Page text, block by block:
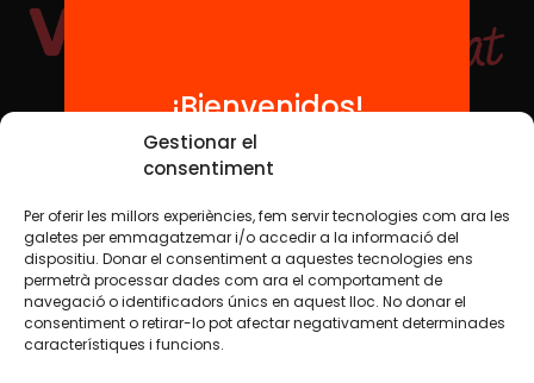
Gestionar el
consentiment
Per oferir les millors experiències, fem servir tecnologies com ara les
galetes per emmagatzemar i/o accedir a la informació del
dispositiu. Donar el consentiment a aquestes tecnologies ens
permetrà processar dades com ara el comportament de
navegació o identificadors únics en aquest lloc. No donar el
consentiment o retirar-lo pot afectar negativament determinades
característiques i funcions.
Redes sociales
TWT YTB IG FB IN
Aviso legalPolítica de cookies
¡Bienvenidos!